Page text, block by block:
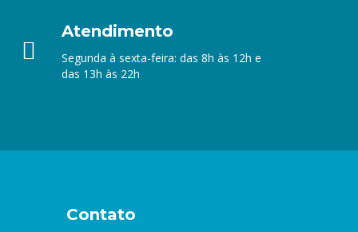
Atendimento
Segunda à sexta-feira: das 8h às 12h e
das 13h às 22h
Contato